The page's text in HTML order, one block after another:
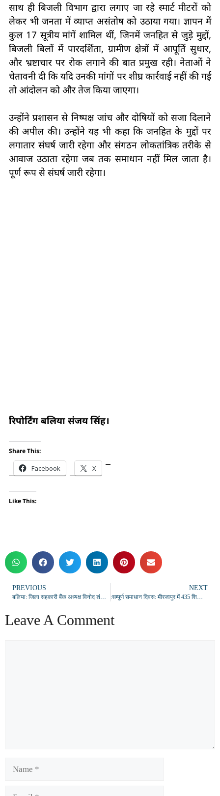
साथ ही बिजली विभाग द्वारा लगाए जा रहे स्मार्ट मीटरों को
लेकर भी जनता में व्याप्त असंतोष को उठाया गया। ज्ञापन में
कुल 17 सूत्रीय मांगें शामिल थीं, जिनमें जनहित से जुड़े मुद्दों,
बिजली बिलों में पारदर्शिता, ग्रामीण क्षेत्रों में आपूर्ति सुधार,
और भ्रष्टाचार पर रोक लगाने की बात प्रमुख रही। नेताओं ने
चेतावनी दी कि यदि उनकी मांगों पर शीघ्र कार्रवाई नहीं की गई
तो आंदोलन को और तेज किया जाएगा।
उन्होंने प्रशासन से निष्पक्ष जांच और दोषियों को सजा दिलाने
की अपील की। उन्होंने यह भी कहा कि जनहित के मुद्दों पर
लगातार संघर्ष जारी रहेगा और संगठन लोकतांत्रिक तरीके से
आवाज उठाता रहेगा जब तक समाधान नहीं मिल जाता है।
पूर्ण रूप से संघर्ष जारी रहेगा।
रिपोर्टिंग बलिया संजय सिंह।
Share This:
Facebook X
Like This:
PREVIOUS
बलिया: जिला सहकारी बैंक अध्यक्ष विनोद शंकर दुबे की प्रेस वार्ता, विकास और विस्तार पर जोर
NEXT
:सम्पूर्ण समाधान दिवस: मीरजापुर में 435 शिकायतें प्राप्त, मंडलायुक्त व जिलाधिकारी ने दिए गुणवत्तापूर्ण और समयबद्ध निस्तारण के निर्देश
Leave A Comment